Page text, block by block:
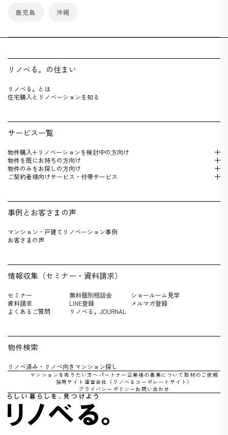
鹿児島 沖縄
リノベる。の住まい
リノベる。とは
住宅購入とリノベーションを知る
サービス一覧
物件購入+リノベーションを検 討中の方向け
物件を既にお持 ちの方向け
物件のみをお探しの方向け
ご契約者様向けサービス・付帯サービス
事例とお客さまの声
マンション・戸建てリノベーション事例
お客さまの声
情報収集（セミナー・資料請求）
セミナー 無料個別相談会
ショールーム見学
資料請求
LINE登録
メルマガ登録
よくあるご質問
リノベる。JOURNAL
物件検索
リノベ済み・リノベ向きマンション探し
マンションを売りたい方へパートナー企業様の募集について 取材のご依頼
採用サイト 運営会社（リノべるコーポレートサイト）
プライバシーポリシー お問い合わせ